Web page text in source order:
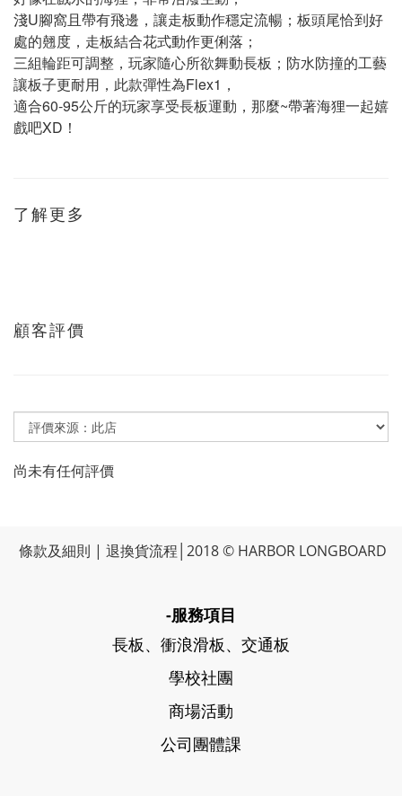
淺U腳窩且帶有飛邊，讓走板動作穩定流暢；板頭尾恰到好
處的翹度，走板結合花式動作更俐落；
三組輪距可調整，玩家隨心所欲舞動長板；防水防撞的工藝
讓板子更耐用，此款彈性為Flex1，
適合60-95公斤的玩家享受長板運動，那麼~帶著海狸一起嬉
戲吧XD！
了解更多
顧客評價
尚未有任何評價
條款及細則 | 退換貨流程 │2018 © HARBOR LONGBOARD
-服務項目
長板、衝浪滑板、交通板
學校社團
商場活動
公司團體課